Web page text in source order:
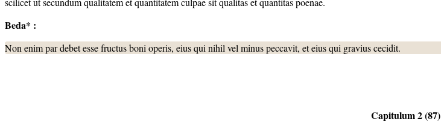
Beda* :
Non enim par debet esse fructus boni operis, eius qui nihil vel minus peccavit, et eius qui gravius cecidit.
Capitulum 2 (87)